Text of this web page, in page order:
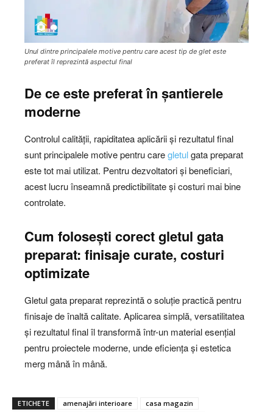
Unul dintre principalele motive pentru care acest tip de glet este
preferat îl reprezintă aspectul final
De ce este preferat în șantierele
moderne
Controlul calității, rapiditatea aplicării și rezultatul final
sunt principalele motive pentru caregletulgata preparat
este tot mai utilizat. Pentru dezvoltatori și beneficiari,
acest lucru înseamnă predictibilitate și costuri mai bine
controlate.
Cum folosești corect gletul gata
preparat: finisaje curate, costuri
optimizate
Gletul gata preparat reprezintă o soluție practică pentru
finisaje de înaltă calitate. Aplicarea simplă, versatilitatea
și rezultatul final îl transformă într-un material esențial
pentru proiectele moderne, unde eficiența și estetica
merg mână în mână.
ETICHETE amenajări interioare
casa magazin